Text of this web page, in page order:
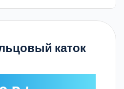
каток